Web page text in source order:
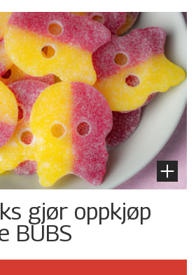
gjør oppkjøp
BUBS